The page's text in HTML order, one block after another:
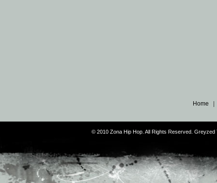
Home
© 2010 Zona Hip Hop. All Rights Reserved.